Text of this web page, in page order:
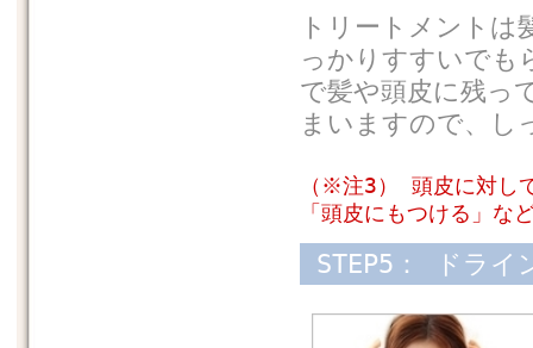
トリートメントは
っかりすすいでも
で髪や頭皮に残っ
まいますので、し
（※注3） 頭皮に対し
「頭皮にもつける」な
STEP5： ドライ